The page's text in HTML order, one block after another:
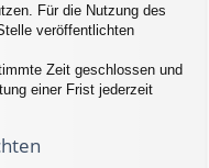
Für die Nutzung des
veröffentlichten
Zeit geschlossen und
einer Frist jederzeit